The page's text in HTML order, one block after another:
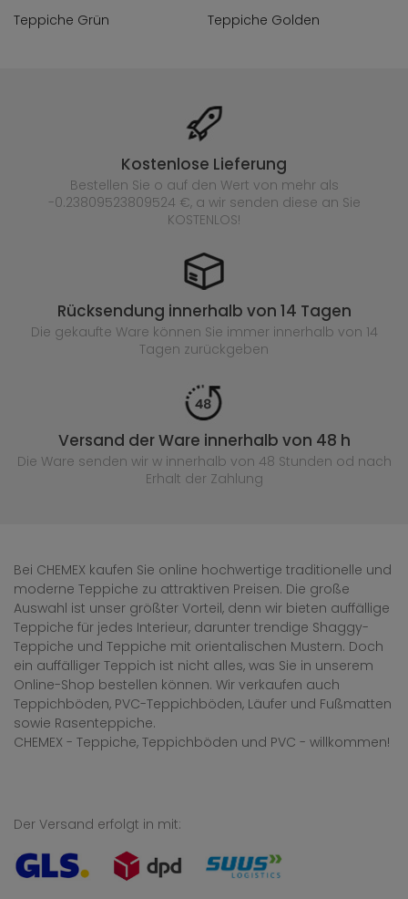
Teppiche Grün
Teppiche Golden
Kostenlose Lieferung
Bestellen Sie o auf den Wert von mehr als
-0.23809523809524 €, a wir senden diese an Sie
KOSTENLOS!
Rücksendung innerhalb von 14 Tagen
Die gekaufte Ware können Sie immer innerhalb von 14
Tagen zurückgeben
Versand der Ware innerhalb von 48 h
Die Ware senden wir w innerhalb von 48 Stunden od nach
Erhalt der Zahlung
Bei CHEMEX kaufen Sie online hochwertige traditionelle und
moderne Teppiche zu attraktiven Preisen. Die große
Auswahl ist unser größter Vorteil, denn wir bieten auffällige
Teppiche für jedes Interieur, darunter trendige Shaggy-
Teppiche und Teppiche mit orientalischen Mustern. Doch
ein auffälliger Teppich ist nicht alles, was Sie in unserem
Online-Shop bestellen können. Wir verkaufen auch
Teppichböden, PVC-Teppichböden, Läufer und Fußmatten
sowie Rasenteppiche.
CHEMEX - Teppiche, Teppichböden und PVC - willkommen!
Der Versand erfolgt in mit: